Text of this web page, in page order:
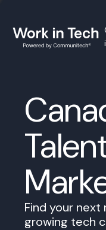
Find your
growing tech